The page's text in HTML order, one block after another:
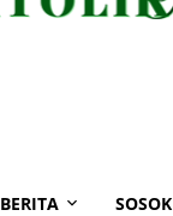
BERITA SOSOK